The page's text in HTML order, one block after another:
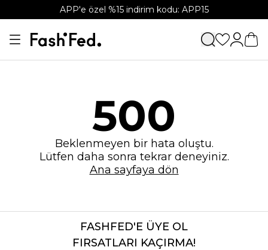
APP'e özel %15 indirim kodu: APP15
500
Beklenmeyen bir hata oluştu.
Lütfen daha sonra tekrar deneyiniz.
Ana sayfaya dön
FASHFED'E ÜYE OL
FIRSATLARI KAÇIRMA!